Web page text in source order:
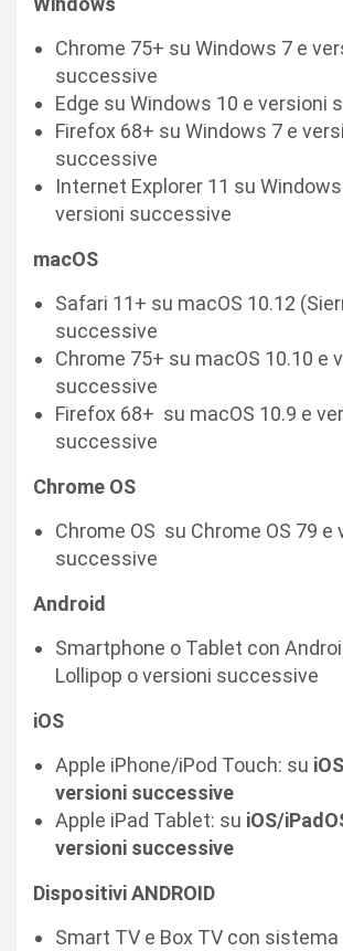
Chrome 75+ su Windows 7 e
successive
Edge su Windows 10 e versioni
Firefox 68+ su Windows 7 e
successive
Internet Explorer 11 su
versioni successive
macOS
Safari 11+ su macOS 10.12
successive
Chrome 75+ su macOS 10.10 e
successive
Firefox 68+ su macOS 10.9 e
successive
Chrome OS
Chrome OS su Chrome OS 79 e
successive
Android
Smartphone o Tablet con
Lollipop o versioni successive
iOS
Apple iPhone/iPod Touch: su
versioni successive
Apple iPad Tablet: su iOS/
versioni successive
Dispositivi ANDROID
Smart TV e Box TV con sistema